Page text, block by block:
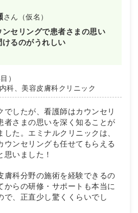
さん（仮名）
ンセリングで患者さまの思い
けるのがうれしい
）
科、美容皮膚科クリニック
でしたが、看護師はカウンセリ
者さまの思いを深く知ることが
た。エミナルクリニックは、
ウンセリングも任せてもらえる
いました！
膚科分野の施術を経験できるの
からの研修・サポートも本当に
で、正直少し驚くくらいでし